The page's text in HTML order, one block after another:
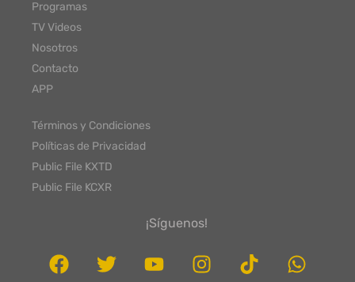
Programas
TV Videos
Nosotros
Contacto
APP
Términos y Condiciones
Políticas de Privacidad
Public File KXTD
Public File KCXR
¡Síguenos!